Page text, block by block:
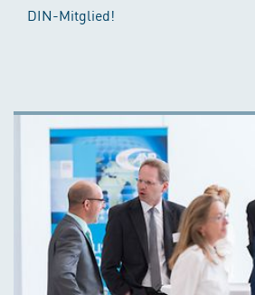
DIN-Mitglied!